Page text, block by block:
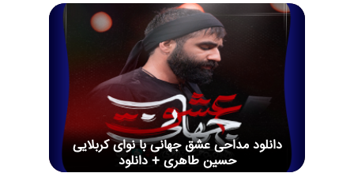
دانلود مداحی عشق جهانی با نوای کربلایی
حسین طاهری + دانلود